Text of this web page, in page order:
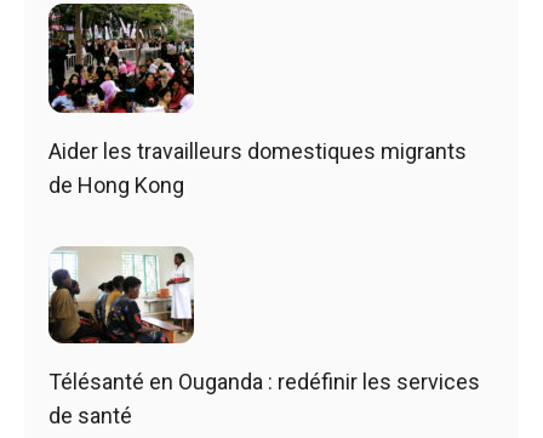
Aider les travailleurs domestiques migrants
de Hong Kong
Télésanté en Ouganda : redéfinir les services
de santé